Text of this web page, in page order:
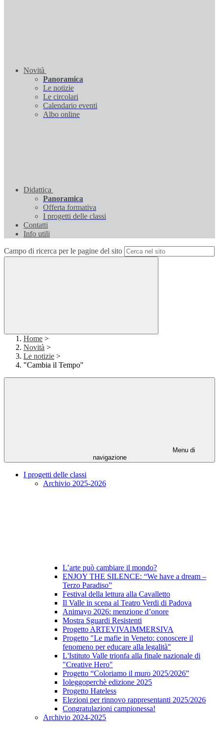
Novità
Panoramica
Le notizie
Le circolari
Calendario eventi
Albo online
Didattica
Panoramica
Offerta formativa
I progetti delle classi
Contatti
Info utili
Campo di ricerca per le pagine del sito
Home >
Novità >
Le notizie >
"Cambia il Tempo"
Menu di
navigazione
I progetti delle classi
Archivio 2025-2026
L’arte può cambiare il mondo?
ENJOY THE SILENCE: “We have a dream –
Terzo Paradiso”
Festival della lettura alla Cavalletto
Il Valle in scena al Teatro Verdi di Padova
Animayo 2026: menzione d’onore
Mostra Sguardi Resistenti
Progetto ARTEVIVAIMMERSIVA
Progetto "Le mafie in Veneto: conoscere il
fenomeno per educare alla legalità"
L'Istituto Valle trionfa alla finale nazionale di
"Creative Hero"
Progetto “Coloriamo il muro 2025/2026”
Ioleggoperchè edizione 2025
Progetto Hateless
Elezioni per rinnovo rappresentanti 2025/2026
Congratulazioni campionessa!
Archivio 2024-2025